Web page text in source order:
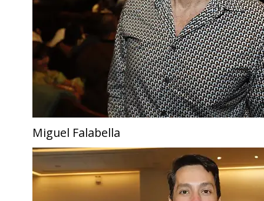
Miguel Falabella